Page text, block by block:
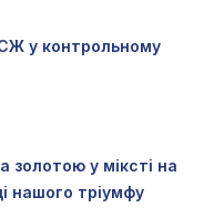
у контрольному
золотою у міксті на
нашого тріумфу